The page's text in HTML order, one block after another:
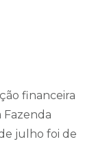
financeira
Fazenda
julho foi de